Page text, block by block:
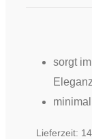
matt
Menge
sorgt
Eleganz
Lieferzeit: